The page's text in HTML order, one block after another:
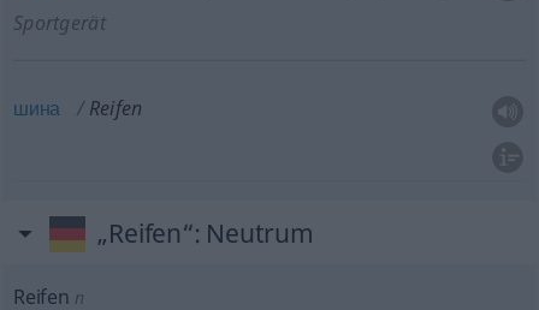
Sportgerät
шина Reifen
„Reifen“: Neutrum
Reifen n